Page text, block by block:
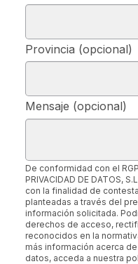
Provincia (opcional)
Mensaje (opcional)
De conformidad con el
PRIVACIDAD DE DATOS,
con la finalidad de
planteadas a través del
información solicitada.
derechos de acceso,
reconocidos en la
más información acerca
datos, acceda a nuestra